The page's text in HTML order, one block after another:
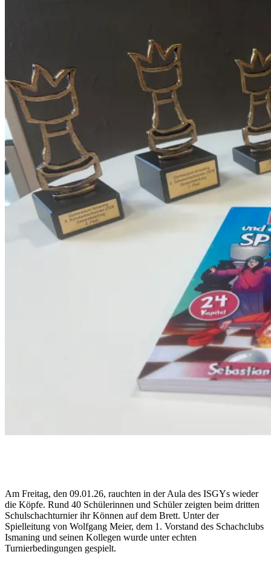
Am Freitag, den 09.01.26, rauchten in der Aula des ISGYs wieder
die Köpfe. Rund 40 Schülerinnen und Schüler zeigten beim dritten
Schulschachturnier ihr Können auf dem Brett. Unter der
Spielleitung von Wolfgang Meier, dem 1. Vorstand des Schachclubs
Ismaning und seinen Kollegen wurde unter echten
Turnierbedingungen gespielt.